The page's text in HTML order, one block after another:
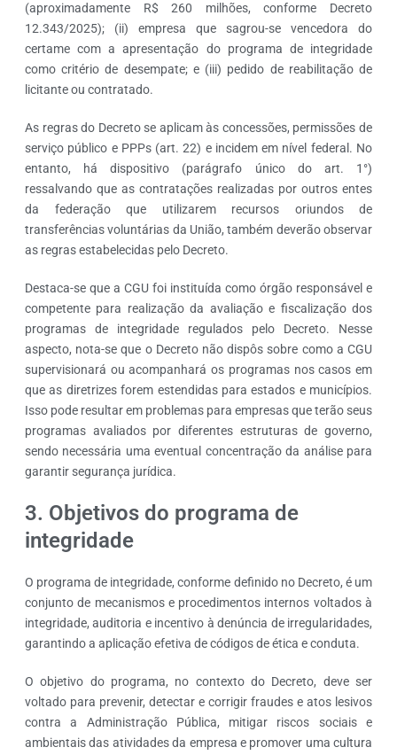
(aproximadamente R$ 260 milhões, conforme Decreto
12.343/2025); (ii) empresa que sagrou-se vencedora do
certame com a apresentação do programa de integridade
como critério de desempate; e (iii) pedido de reabilitação de
licitante ou contratado.
As regras do Decreto se aplicam às concessões, permissões de
serviço público e PPPs (art. 22) e incidem em nível federal. No
entanto, há dispositivo (parágrafo único do art. 1°)
ressalvando que as contratações realizadas por outros entes
da federação que utilizarem recursos oriundos de
transferências voluntárias da União, também deverão observar
as regras estabelecidas pelo Decreto.
Destaca-se que a CGU foi instituída como órgão responsável e
competente para realização da avaliação e fiscalização dos
programas de integridade regulados pelo Decreto. Nesse
aspecto, nota-se que o Decreto não dispôs sobre como a CGU
supervisionará ou acompanhará os programas nos casos em
que as diretrizes forem estendidas para estados e municípios.
Isso pode resultar em problemas para empresas que terão seus
programas avaliados por diferentes estruturas de governo,
sendo necessária uma eventual concentração da análise para
garantir segurança jurídica.
3. Objetivos do programa de
integridade
O programa de integridade, conforme definido no Decreto, é um
conjunto de mecanismos e procedimentos internos voltados à
integridade, auditoria e incentivo à denúncia de irregularidades,
garantindo a aplicação efetiva de códigos de ética e conduta.
O objetivo do programa, no contexto do Decreto, deve ser
voltado para prevenir, detectar e corrigir fraudes e atos lesivos
contra a Administração Pública, mitigar riscos sociais e
ambientais das atividades da empresa e promover uma cultura